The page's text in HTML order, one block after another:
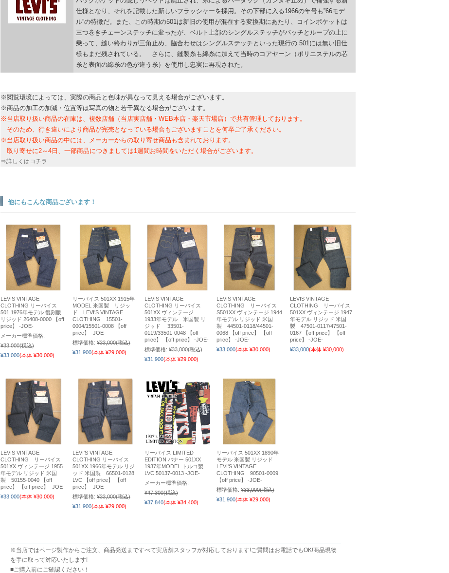
仕様となり、それを記載した新しいフラッシャーを採用。その下部に入る1966の年号も”66モデ
ル”の特徴だ。また、この時期の501は新旧の使用が混在する変換期にあたり、コインポケットは
三つ巻きチェーンステッチに変ったが、ベルト上部のシングルステッチがパッチとループの上に
乗って、縫い終わりが三角止め、脇合わせはシングルステッチといった現行の 501には無い旧仕
様もまだ残されている。 さらに、縫製糸も綿糸に加えて当時のコアヤーン（ポリエステルの芯
糸と表面の綿糸の色が違う糸）を使用し忠実に再現された。
※閲覧環境によっては、実際の商品と色味が異なって見える場合がございます。
※商品の加工の加減・位置等は写真の物と若干異なる場合がございます。
※当店取り扱い商品の在庫は、複数店舗（当店実店舗・WEB本店・楽天市場店）で共有管理しております。
そのため、行き違いにより商品が完売となっている場合もございますことを何卒ご了承ください。
※当店取り扱い商品の中には、メーカーからの取り寄せ商品も含まれております。
取り寄せに2～4日、一部商品につきましては1週間お時間をいただく場合がございます。
⇒詳しくは コチラ
他にもこんな商品ございます！
LEVIS VINTAGE
CLOTHING リーバイス
501 1976年モデル 復刻版
リジッド 26408-0000 【off
price】 -JOE-
メーカー標準価格:
¥33,000(税込)
¥33,000(本体 ¥30,000)
リーバイス 501XX 1915年
MODEL 米国製 リジッ
ド LEVI'S VINTAGE
CLOTHING 15501-
0004/15501-0008 【off
price】 -JOE-
標準価格: ¥33,000(税込)
¥31,900(本体 ¥29,000)
LEVIS VINTAGE
CLOTHING リーバイス
501XX ヴィンテージ
1933年モデル 米国製 リ
ジッド 33501-
0119/33501-0048 【off
price】 【off price】 -JOE-
標準価格: ¥33,000(税込)
¥31,900(本体 ¥29,000)
LEVIS VINTAGE
CLOTHING リーバイス
S501XX ヴィンテージ 1944
年モデル リジッド 米国
製 44501-0118/44501-
0068 【off price】 【off
price】 -JOE-
¥33,000(本体 ¥30,000)
LEVIS VINTAGE
CLOTHING リーバイス
501XX ヴィンテージ 1947
年モデル リジッド 米国
製 47501-0117/47501-
0167 【off price】 【off
price】 -JOE-
¥33,000(本体 ¥30,000)
LEVIS VINTAGE
CLOTHING リーバイス
501XX ヴィンテージ 1955
年モデル リジッド 米国
製 50155-0040 【off
price】 【off price】 -JOE-
¥33,000(本体 ¥30,000)
LEVI'S VINTAGE
CLOTHING リーバイス
501XX 1966年モデル リジ
ッド 米国製 66501-0128
LVC 【off price】 【off
price】 -JOE-
標準価格: ¥33,000(税込)
¥31,900(本体 ¥29,000)
リーバイス LIMITED
EDITION バナー 501XX
1937年MODEL トルコ製
LVC 50137-0013 -JOE-
メーカー標準価格:
¥47,300(税込)
¥37,840(本体 ¥34,400)
リーバイス 501XX 1890年
モデル 米国製 リジッド
LEVI'S VINTAGE
CLOTHING 90501-0009
【off price】 -JOE-
標準価格: ¥33,000(税込)
¥31,900(本体 ¥29,000)
※当店ではページ製作からご注文、商品発送まですべて実店舗スタッフが対応しております!ご質問はお電話でもOK!商品現物
を手に取って対応いたします!
■ ご購入前にご確認ください！